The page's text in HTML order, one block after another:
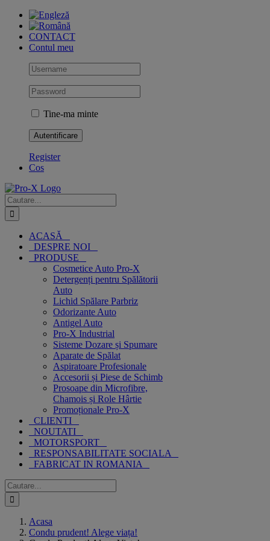
Skip
contentCONTACT
Contul meu
Tine-ma minte
Register
Cos
Cautare...
ACASĂ
DESPRE NOI
PRODUSE
Cosmetice Auto Pro-X
Detergenți pentru Spălătorii
Auto
Lichid Spălare Parbriz
Odorizante Auto
Antigel Auto
Pro-X Industrial
Sisteme Dozare și Spumare
Aparate de Spălat
Aspiratoare Profesionale
Accesorii și Piese de Schimb
Prosoape din Microfibre,
Chamois și Role Hârtie
Promoționale Pro-X
CLIENTI
NOUTATI
MOTORSPORT
RESPONSABILITATE SOCIALA
FABRICAT IN ROMANIA
Cautare...
Acasa
Condu prudent! Alege viața!